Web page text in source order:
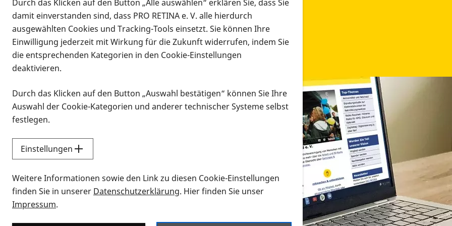
Infomaterial
Infomaterial
Vorlesen
Alle Infomaterialien in verschiedenen Formaten an
Sie möchten wissen, wie Sie nach Infonmaterial suchen und dieses bestellen bzw. herunterladen
Durch das Klicken auf den Button „Alle auswählen“ erklären Sie, dass Sie
damit einverstanden sind, dass PRO RETINA e. V. alle hierdurch
ausgewählten Cookies und Tracking-Tools einsetzt. Sie können Ihre
Einwilligung jederzeit mit Wirkung für die Zukunft widerrufen, indem Sie
die entsprechenden Kategorien in den Cookie-Einstellungen
deaktivieren.
Durch das Klicken auf den Button „Auswahl bestätigen“ können Sie Ihre
Auswahl der Cookie-Kategorien und anderer technischer Systeme selbst
festlegen.
Einstellungen
Weitere Informationen sowie den Link zu diesen Cookie-Einstellungen
finden Sie in unserer Datenschutzerklärung. Hier finden Sie unser
Impressum.